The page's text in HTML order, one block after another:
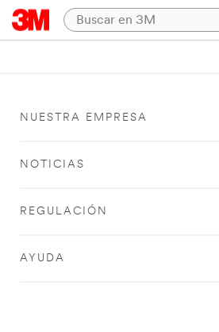
NUESTRA EMPRESA
NOTICIAS
REGULACIÓN
AYUDA